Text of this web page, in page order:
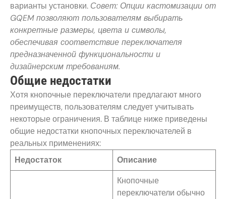
варианты установки. Совет: Опции кастомизации от
GQEM позволяют пользователям выбирать
конкретные размеры, цвета и символы,
обеспечивая соответствие переключателя
предназначенной функциональности и
дизайнерским требованиям.
Общие недостатки
Хотя кнопочные переключатели предлагают много
преимуществ, пользователям следует учитывать
некоторые ограничения. В таблице ниже приведены
общие недостатки кнопочных переключателей в
реальных применениях:
Недостаток
Описание
Кнопочные
переключатели обычно